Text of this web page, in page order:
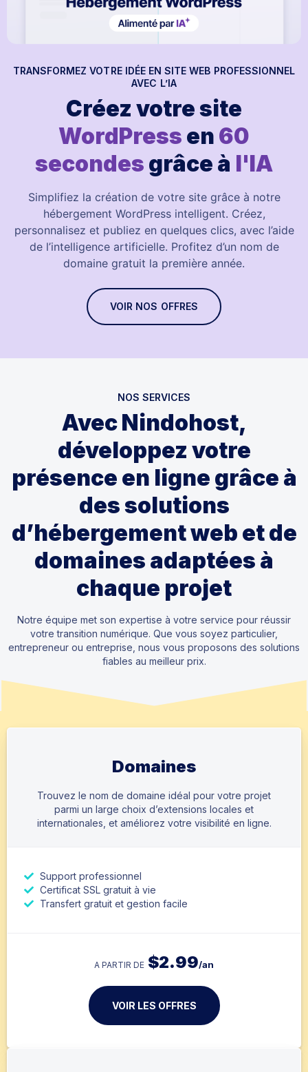
TRANSFORMEZ VOTRE IDÉE EN SITE WEB PROFESSIONNEL
AVEC L’IA
Créez votre site
WordPress en 60
secondes grâce à l'IA
Simplifiez la création de votre site grâce à notre
hébergement WordPress intelligent. Créez,
personnalisez et publiez en quelques clics, avec l’aide
de l’intelligence artificielle. Profitez d’un nom de
domaine gratuit la première année.
VOIR NOS OFFRES
NOS SERVICES
Avec Nindohost,
développez votre
présence en ligne grâce à
des solutions
d’hébergement web et de
domaines adaptées à
chaque projet
Notre équipe met son expertise à votre service pour réussir
votre transition numérique. Que vous soyez particulier,
entrepreneur ou entreprise, nous vous proposons des solutions
fiables au meilleur prix.
Domaines
Trouvez le nom de domaine idéal pour votre projet
parmi un large choix d’extensions locales et
internationales, et améliorez votre visibilité en ligne.
Support professionnel
Certificat SSL gratuit à vie
Transfert gratuit et gestion facile
A PARTIR DE $2.99/an
VOIR LES OFFRES